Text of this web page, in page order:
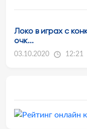
Локо в играх с
очк...
03.10.2020 12:21